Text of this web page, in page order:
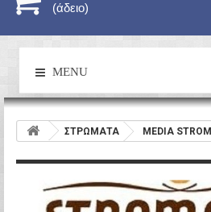
(άδειο)
MENU
ΣΤΡΩΜΑΤΑ MEDIA STROM